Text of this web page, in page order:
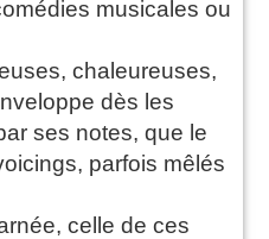
musicales ou
chaleureuses,
dès les
ses notes, que le
parfois mêlés
celle de ces